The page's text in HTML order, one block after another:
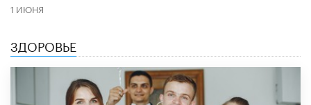
1 ИЮНЯ
ЗДОРОВЬЕ